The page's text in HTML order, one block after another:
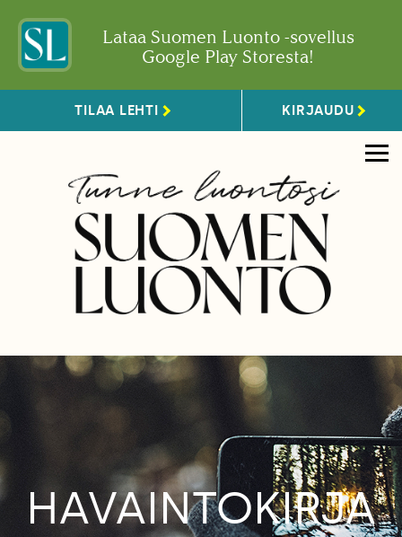
Lataa Suomen Luonto -sovellus
Google Play Storesta!
TILAA LEHTI KIRJAUDU
HAVAINTOKIRJA